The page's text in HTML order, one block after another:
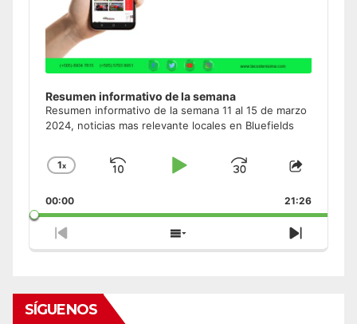
Resumen informativo de la semana
Resumen informativo de la semana 11 al 15 de marzo
2024, noticias mas relevante locales en Bluefields
Change
Rate
1x
Skip
Play
Jump
Forward
Share
Episode
00:00 21:26
Previous
Episode
Show
Episodes
Next
Episode
SÍGUENOS